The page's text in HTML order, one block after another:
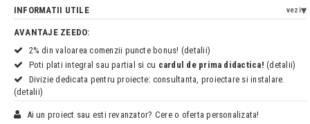
INFORMATII UTILE vezi
AVANTAJE ZEEDO:
2% din valoarea comenzii puncte bonus! (detalii)
Poti plati integral sau partial si cu cardul de prima didactica! (detalii)
Divizie dedicata pentru proiecte: consultanta, proiectare si instalare.
(detalii)
Ai un proiect sau esti revanzator? Cere o oferta personalizata!